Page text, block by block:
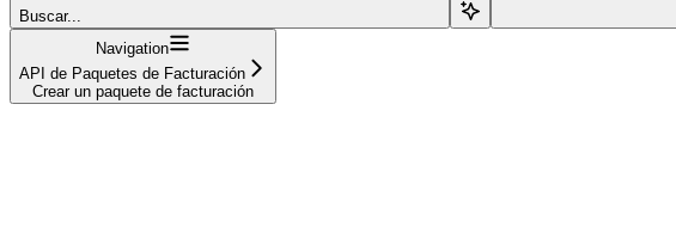
Buscar...
Navigation
API de Paquetes de Facturación
Crear un paquete de facturación